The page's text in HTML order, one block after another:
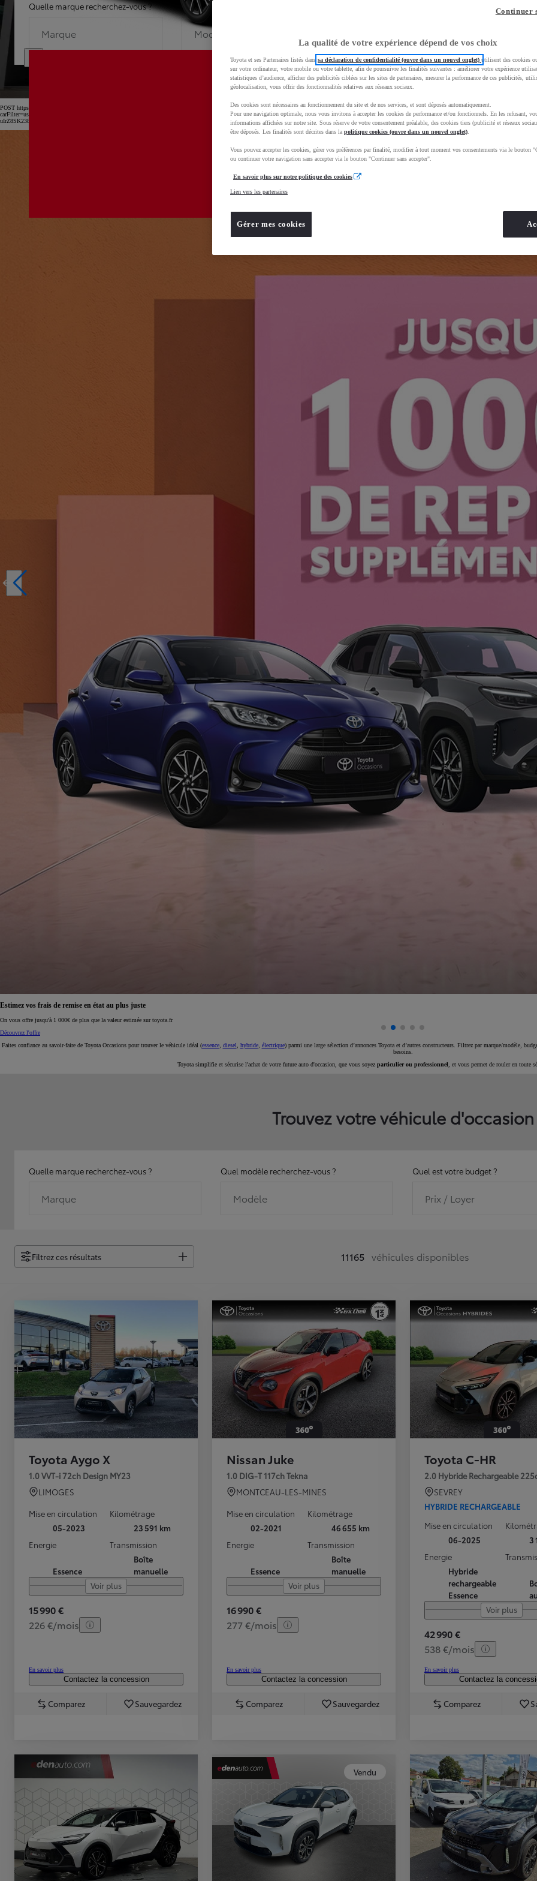
Disponible prochainement
TOYOTA C-HR
HYBRIDE OU HYBRIDE RECHARGEABLE
Quelle marque recherchez-vous ?
Marque
Quel modèle recherchez-vous ?
Modèle
Dans quelle
POST https://usc-webcomponents.toyota-europe.com/v1/car-filter-header/fr/fr?
uIrZ8SK238Kn6x2OwfL2isPTEXM0MwD0BvOsZGv7GXbVu52B_rl2xoCnw4QAvD_BwE
Estimez vos frais de remise en état au plus juste
On vous offre jusqu'à 1 000€ de plus que la valeur estimée sur toyota.fr
Découvrez l'offre
Faites confiance au savoir-faire de Toyota Occasions pour trouver le véhicule idéal (essence, diesel hybride, électrique) parmi une large sélection d’annonces Toyota et d’autres constructeurs. Filtrez par marque/modèle,
besoins.
Toyota simplifie et sécurise l'achat de votre future auto d'occasion, que vous soyez particulier ou professionnel , et vous permet de rouler en toute
Trouvez votre véhicule d'occasion
Quelle marque recherchez-vous ?
Marque
Quel modèle recherchez-vous ?
Modèle
Quel est votre budget ?
Prix / Loyer
Filtrez ces résultats 11165 véhicules disponibles
Toyota Aygo X
1.0 VVT-i 72ch Design MY23
LIMOGES
Mise en circulation
05-2023
Kilométrage
23 591 km
Energie
Essence
Transmission
Boîte
manuelle
Voir plus
15 990 €
226 €/mois
En savoir plus
Contactez la concession
Comparez Sauvegardez
Nissan Juke
1.0 DIG-T 117ch Tekna
MONTCEAU-LES-MINES
Mise en circulation
02-2021
Kilométrage
46 655 km
Energie
Essence
Transmission
Boîte
manuelle
Voir plus
16 990 €
277 €/mois
En savoir plus
Contactez la concession
Comparez Sauvegardez
Toyota C-HR
2.0 Hybride Rechargeable
SEVREY
HYBRIDE RECHARGEABLE
Mise en circulation
06-2025
3
Energie
Hybride
rechargeable
Essence
Voir plus
42 990 €
538 €/mois
En savoir plus
Contactez la
Comparez
Vendu
La qualité de votre expérience dépend de vos choix
Toyota et ses Partenaires listés dans sa déclaration de confidentialité (ouvre dans un nouvel onglet) utilisent des cookies
sur votre ordinateur, votre mobile ou votre tablette, afin de poursuivre les finalités suivantes : améliorer votre expérience
statistiques d’audience, afficher des publicités ciblées sur les sites de partenaires, mesurer la performance de ces publicités,
géolocalisation, vous offrir des fonctionnalités relatives aux réseaux sociaux.
Des cookies sont nécessaires au fonctionnement du site et de nos services, et sont déposés automatiquement.
Pour une navigation optimale, nous vous invitons à accepter les cookies de performance et/ou fonctionnels. En les refusant,
informations affichées sur notre site. Sous réserve de votre consentement préalable, des cookies tiers (publicité et réseaux
être déposés. Les finalités sont décrites dans la politique cookies (ouvre dans un nouvel onglet)
Vous pouvez accepter les cookies, gérer vos préférences par finalité, modifier à tout moment vos consentements via le bouton
ou continuer votre navigation sans accepter via le bouton "Continuer sans accepter".
En savoir plus sur notre politique des cookies
Lien vers les partenaires
Gérer mes cookies
Continuer